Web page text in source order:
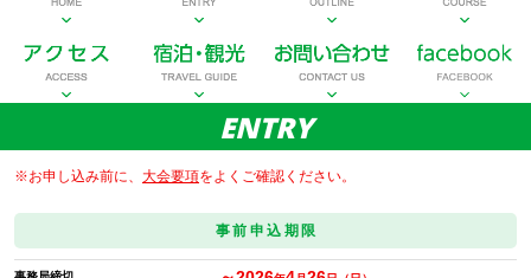
ENTRY
※お申し込み前に、 大会要項をよくご確認ください。
事前申込期限